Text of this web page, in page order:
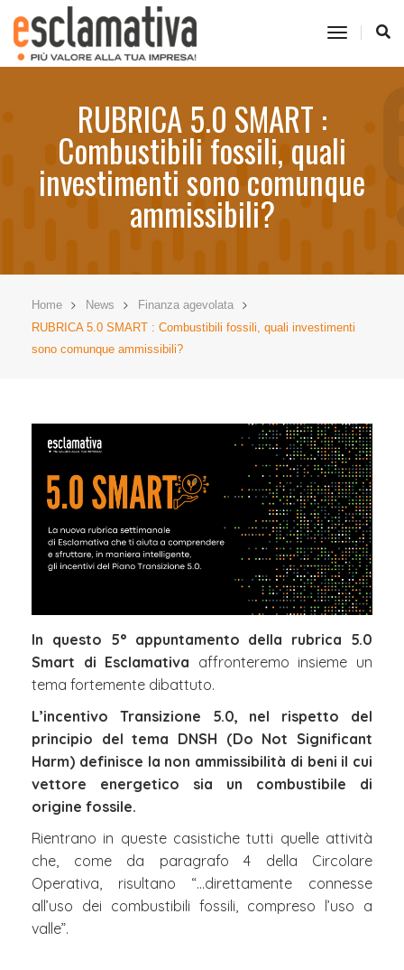
toggle
RUBRICA 5.0 SMART :
Combustibili fossili, quali
investimenti sono comunque
ammissibili?
Home News
Finanza agevolata
RUBRICA 5.0 SMART : Combustibili fossili, quali investimenti
sono comunque ammissibili?
In questo 5° appuntamento della rubrica 5.0
Smart di Esclamativa affronteremo insieme un
tema fortemente dibattuto.
L’incentivo Transizione 5.0, nel rispetto del
principio del tema DNSH (Do Not Significant
Harm) definisce la non ammissibilità di beni il cui
vettore energetico sia un combustibile di
origine fossile.
Rientrano in queste casistiche tutti quelle attività
che, come da paragrafo 4 della Circolare
Operativa, risultano “…direttamente connesse
all’uso dei combustibili fossili, compreso l’uso a
valle”.